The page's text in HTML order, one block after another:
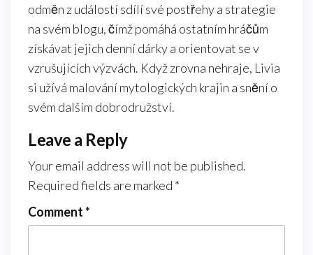
odměn z událostí sdílí své postřehy a strategie
na svém blogu, čímž pomáhá ostatním hráčům
získávat jejich denní dárky a orientovat se v
vzrušujících výzvách. Když zrovna nehraje, Livia
si užívá malování mytologických krajin a snění o
svém dalším dobrodružství.
Leave a Reply
Your email address will not be published.
Required fields are marked *
Comment*